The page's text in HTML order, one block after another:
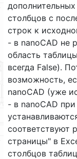
столбцов с
строк к
- в nanoCAD не
область
всегда False).
возможность,
nanoCAD (уже
- в nanoCAD
соответствуют
страницы" в
столбцов